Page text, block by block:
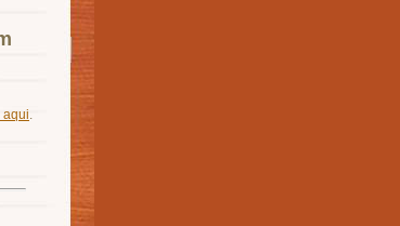
aqui.